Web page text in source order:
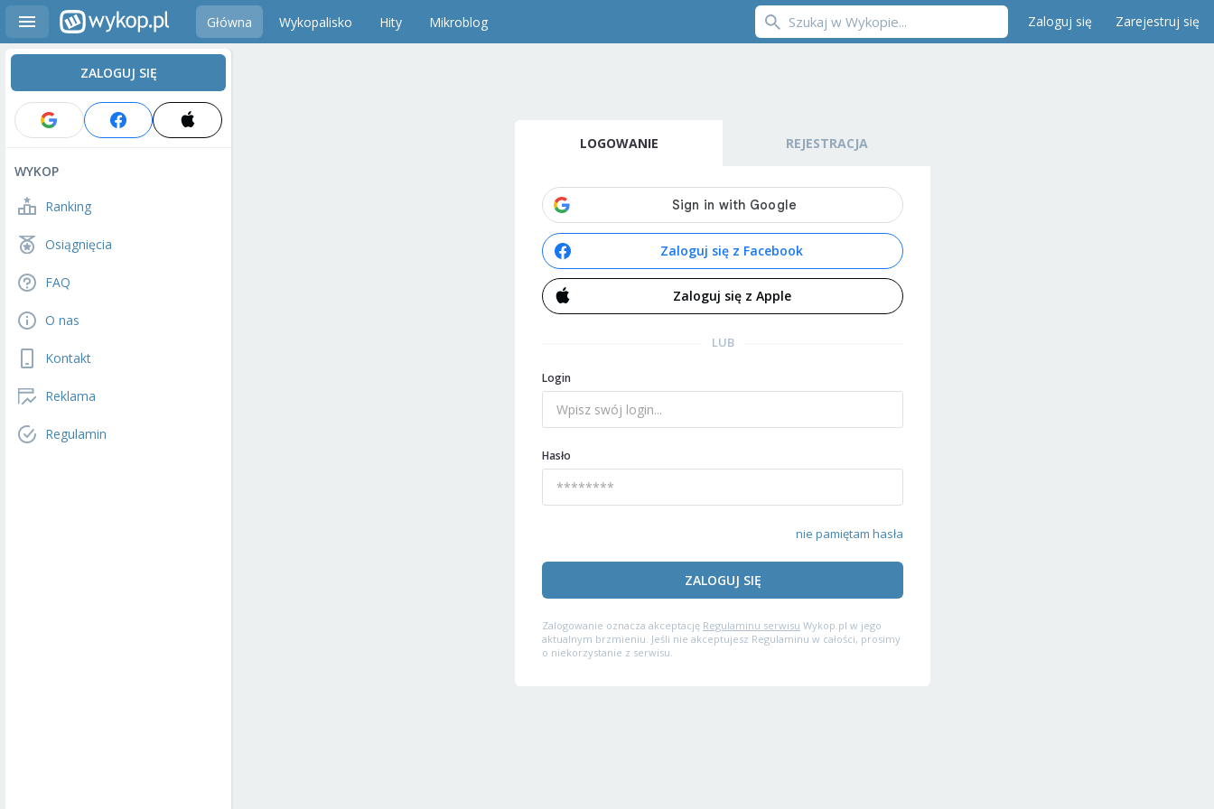
Główna Wykopalisko Hity Mikroblog Zaloguj się Zarejestruj się
ZALOGUJ SIĘ
WYKOP
Ranking
Osiągnięcia
FAQ
O nas
Kontakt
Reklama
Regulamin
LOGOWANIE REJESTRACJA
Zaloguj się z Facebook
Zaloguj się z Apple
LUB
Login
Hasło
nie pamiętam hasła
ZALOGUJ SIĘ
Zalogowanie oznacza akceptację Regulaminu serwisu Wykop.pl w jego
aktualnym brzmieniu. Jeśli nie akceptujesz Regulaminu w całości, prosimy
o niekorzystanie z serwisu.